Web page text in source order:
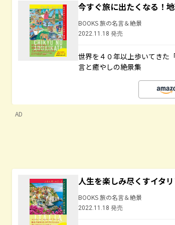
今すぐ旅に出たくなる！
BOOKS 旅の名言＆絶景
2022.11.18 発売
世界を４０年以上歩いてきた
言と癒やしの絶景集
AD
人生を楽しみ尽くすイタ
BOOKS 旅の名言＆絶景
2022.11.18 発売